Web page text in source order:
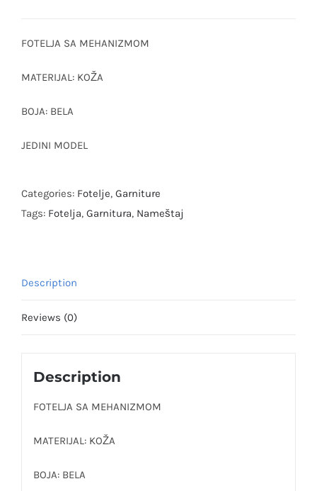
FOTELJA SA MEHANIZMOM
MATERIJAL: KOŽA
BOJA: BELA
JEDINI MODEL
Categories: Fotelje, Garniture
Tags: Fotelja, Garnitura, Nameštaj
Description
Reviews (0)
Description
FOTELJA SA MEHANIZMOM
MATERIJAL: KOŽA
BOJA: BELA